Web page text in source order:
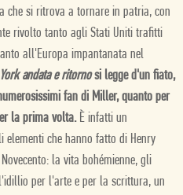
che si ritrova a tornare in patria, con
rivolto tanto agli Stati Uniti trafitti
all'Europa impantanata nel
andata e ritornosi legge d'un fiato,
fan di Miller, quanto per
la prima volta. È infatti un
che hanno fatto di Henry
la vita bohémienne, gli
per l'arte e per la scrittura, un